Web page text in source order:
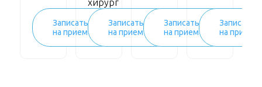
Записаться
на прием
хирург
Записаться
на прием
Записаться
на прием
на прием